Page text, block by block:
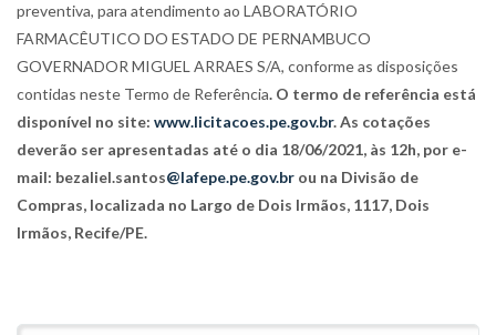
preventiva, para atendimento ao LABORATÓRIO
FARMACÊUTICO DO ESTADO DE PERNAMBUCO
GOVERNADOR MIGUEL ARRAES S/A, conforme as disposições
contidas neste Termo de Referência. O termo de referência está
disponível no site: www.licitacoes.pe.gov.br. As cotações
deverão ser apresentadas até o dia 18/06/2021, às 12h, por e-
mail: bezaliel.santos@lafepe.pe.gov.br ou na Divisão de
Compras, localizada no Largo de Dois Irmãos, 1117, Dois
Irmãos, Recife/PE.